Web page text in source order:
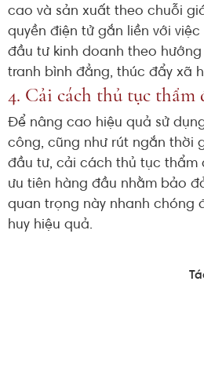
cao và sản xuất theo chuỗi
quyền điện tử gắn liền với
đầu tư kinh doanh theo
tranh bình đẳng, thúc đẩy xã
4. Cải cách thủ tục thẩm
Để nâng cao hiệu quả sử
công, cũng như rút ngắn thời
đầu tư, cải cách thủ tục thẩm
ưu tiên hàng đầu nhằm bảo
quan trọng này nhanh chóng
huy hiệu quả.